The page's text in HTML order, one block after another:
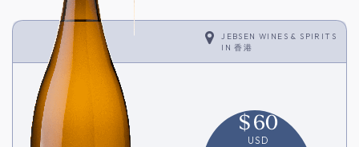
JEBSEN WINES & SPIRITS
IN香港
$60
USD